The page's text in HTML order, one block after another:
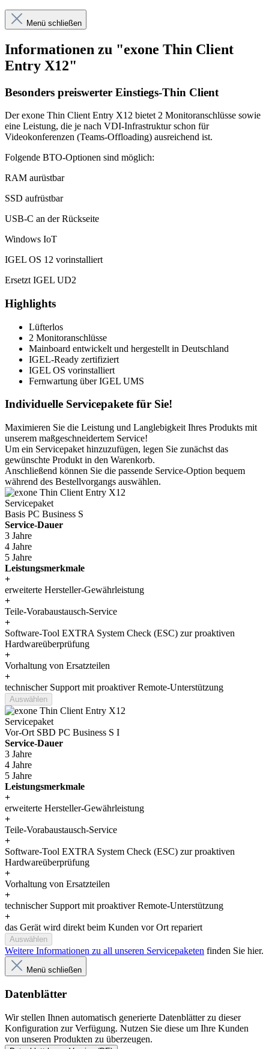
Menü schließen
Informationen zu "exone Thin Client
Entry X12"
Besonders preiswerter Einstiegs-Thin Client
Der exone Thin Client Entry X12 bietet 2 Monitoranschlüsse sowie
eine Leistung, die je nach VDI-Infrastruktur schon für
Videokonferenzen (Teams-Offloading) ausreichend ist.
Folgende BTO-Optionen sind möglich:
RAM aurüstbar
SSD aufrüstbar
USB-C an der Rückseite
Windows IoT
IGEL OS 12 vorinstalliert
Ersetzt IGEL UD2
Highlights
Lüfterlos
2 Monitoranschlüsse
Mainboard entwickelt und hergestellt in Deutschland
IGEL-Ready zertifiziert
IGEL OS vorinstalliert
Fernwartung über IGEL UMS
Individuelle Servicepakete für Sie!
Maximieren Sie die Leistung und Langlebigkeit Ihres Produkts mit
unserem maßgeschneidertem Service!
Um ein Servicepaket hinzuzufügen, legen Sie zunächst das
gewünschte Produkt in den Warenkorb.
Anschließend können Sie die passende Service-Option bequem
während des Bestellvorgangs auswählen.
Servicepaket
Basis PC Business S
Service-Dauer
3 Jahre
4 Jahre
5 Jahre
Leistungsmerkmale
+
erweiterte Hersteller-Gewährleistung
+
Teile-Vorabaustausch-Service
+
Software-Tool EXTRA System Check (ESC) zur proaktiven
Hardwareüberprüfung
+
Vorhaltung von Ersatzteilen
+
technischer Support mit proaktiver Remote-Unterstützung
Auswählen
Servicepaket
Vor-Ort SBD PC Business S I
Service-Dauer
3 Jahre
4 Jahre
5 Jahre
Leistungsmerkmale
+
erweiterte Hersteller-Gewährleistung
+
Teile-Vorabaustausch-Service
+
Software-Tool EXTRA System Check (ESC) zur proaktiven
Hardwareüberprüfung
+
Vorhaltung von Ersatzteilen
+
technischer Support mit proaktiver Remote-Unterstützung
+
das Gerät wird direkt beim Kunden vor Ort repariert
Auswählen
Weitere Informationen zu all unseren Servicepaketen finden Sie hier.
Menü schließen
Datenblätter
Wir stellen Ihnen automatisch generierte Datenblätter zu dieser
Konfiguration zur Verfügung. Nutzen Sie diese um Ihre Kunden
von unseren Produkten zu überzeugen.